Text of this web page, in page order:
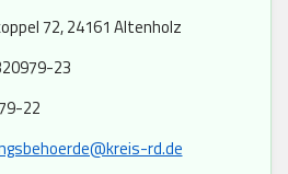
72, 24161 Altenholz
23
22
rd.de